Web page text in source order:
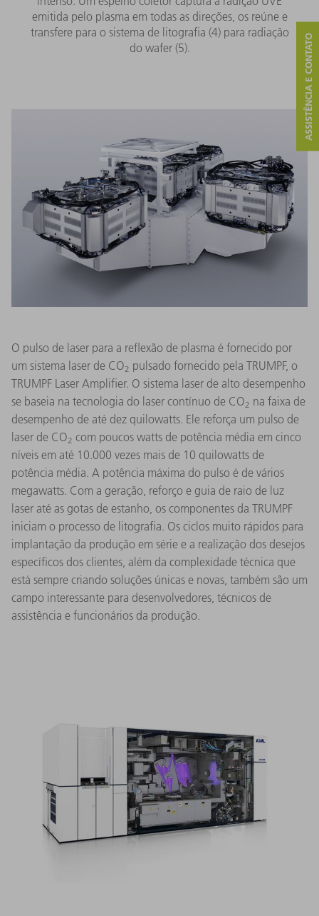
emitida pelo plasma em todas as direções, os reúne e
transfere para o sistema de litografia (4) para radiação
do wafer (5).
O pulso de laser para a reflexão de plasma é fornecido por
um sistema laser de CO2 pulsado fornecido pela TRUMPF, o
TRUMPF Laser Amplifier. O sistema laser de alto desempenho
se baseia na tecnologia do laser contínuo de CO2 na faixa de
desempenho de até dez quilowatts. Ele reforça um pulso de
laser de CO2 com poucos watts de potência média em cinco
níveis em até 10.000 vezes mais de 10 quilowatts de
potência média. A potência máxima do pulso é de vários
megawatts. Com a geração, reforço e guia de raio de luz
laser até as gotas de estanho, os componentes da TRUMPF
iniciam o processo de litografia. Os ciclos muito rápidos para
implantação da produção em série e a realização dos desejos
específicos dos clientes, além da complexidade técnica que
está sempre criando soluções únicas e novas, também são um
campo interessante para desenvolvedores, técnicos de
assistência e funcionários da produção.
ASSISTÊNCIA E CONTATO